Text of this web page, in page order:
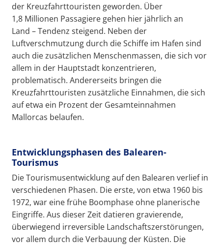
der Kreuzfahrttouristen geworden. Über
1,8 Millionen Passagiere gehen hier jährlich an
Land – Tendenz steigend. Neben der
Luftverschmutzung durch die Schiffe im Hafen sind
auch die zusätzlichen Menschenmassen, die sich vor
allem in der Hauptstadt konzentrieren,
problematisch. Andererseits bringen die
Kreuzfahrttouristen zusätzliche Einnahmen, die sich
auf etwa ein Prozent der Gesamteinnahmen
Mallorcas belaufen.
Entwicklungsphasen des Balearen-
Tourismus
Die Tourismusentwicklung auf den Balearen verlief in
verschiedenen Phasen. Die erste, von etwa 1960 bis
1972, war eine frühe Boomphase ohne planerische
Eingriffe. Aus dieser Zeit datieren gravierende,
überwiegend irreversible Landschaftszerstörungen,
vor allem durch die Verbauung der Küsten. Die